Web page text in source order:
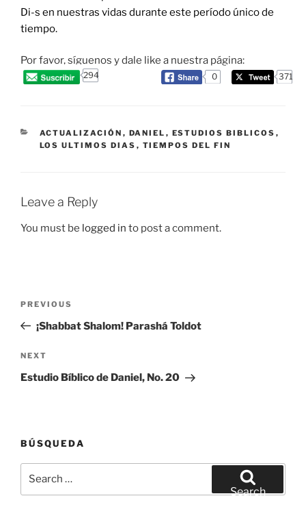
Di-s en nuestras vidas durante este período único de
tiempo.
Por favor, síguenos y dale like a nuestra página:
294 0 371
CATEGORIES
ACTUALIZACIÓN , DANIEL , ESTUDIOS BIBLICOS ,
LOS ULTIMOS DIAS , TIEMPOS DEL FIN
Leave a Reply
You must be logged in to post a comment.
Previous
Post
PREVIOUS
¡Shabbat Shalom! Parashá Toldot
Next
Post
NEXT
Estudio Bíblico de Daniel, No. 20
BÚSQUEDA
Search